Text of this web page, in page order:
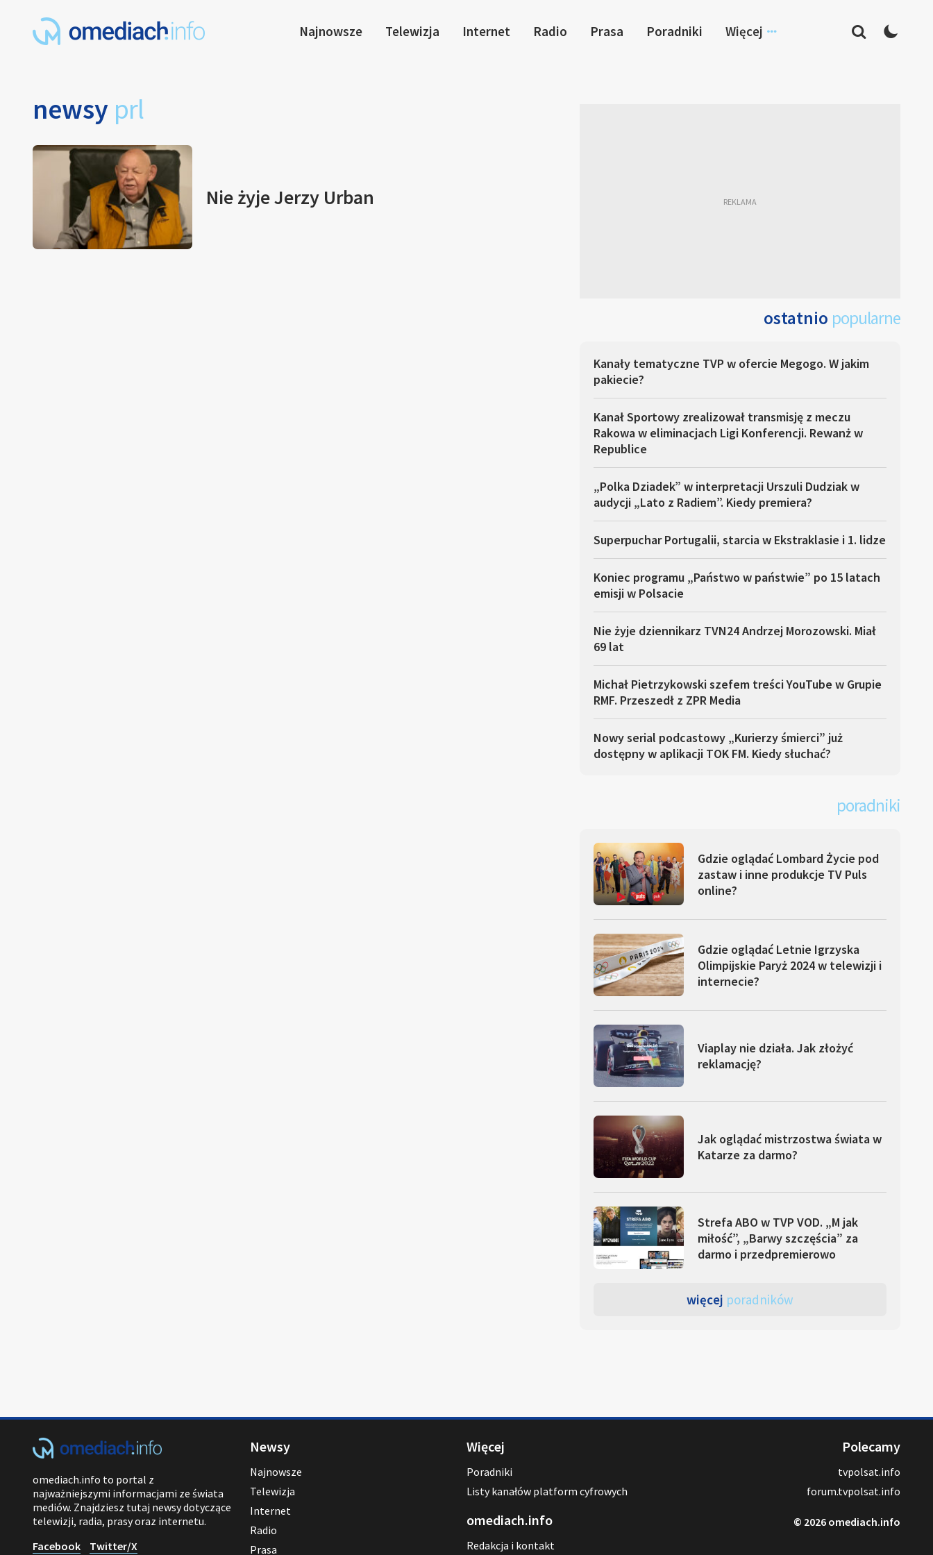
Najnowsze Telewizja Internet Radio Prasa Poradniki Więcej
newsy prl
Nie żyje Jerzy Urban
ostatnio popularne
Kanały tematyczne TVP w ofercie Megogo. W jakim
pakiecie?
Kanał Sportowy zrealizował transmisję z meczu
Rakowa w eliminacjach Ligi Konferencji. Rewanż w
Republice
„Polka Dziadek” w interpretacji Urszuli Dudziak w
audycji „Lato z Radiem”. Kiedy premiera?
Superpuchar Portugalii, starcia w Ekstraklasie i 1. lidze
Koniec programu „Państwo w państwie” po 15 latach
emisji w Polsacie
Nie żyje dziennikarz TVN24 Andrzej Morozowski. Miał
69 lat
Michał Pietrzykowski szefem treści YouTube w Grupie
RMF. Przeszedł z ZPR Media
Nowy serial podcastowy „Kurierzy śmierci” już
dostępny w aplikacji TOK FM. Kiedy słuchać?
poradniki
Gdzie oglądać Lombard Życie pod
zastaw i inne produkcje TV Puls
online?
Gdzie oglądać Letnie Igrzyska
Olimpijskie Paryż 2024 w telewizji i
internecie?
Viaplay nie działa. Jak złożyć
reklamację?
Jak oglądać mistrzostwa świata w
Katarze za darmo?
Strefa ABO w TVP VOD. „M jak
miłość”, „Barwy szczęścia” za
darmo i przedpremierowo
więcej poradników
omediach.info to portal z
najważniejszymi informacjami ze świata
mediów. Znajdziesz tutaj newsy dotyczące
telewizji, radia, prasy oraz internetu.
Facebook
Twitter/X
Newsy
Najnowsze
Telewizja
Internet
Radio
Prasa
Więcej
Poradniki
Listy kanałów platform cyfrowych
omediach.info
Redakcja i kontakt
Polecamy
tvpolsat.info
forum.tvpolsat.info
© 2026 omediach.info